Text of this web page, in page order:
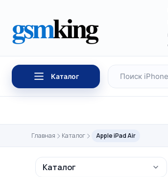
gsmking
Каталог
Поиск по
Главная Каталог Apple iPad Air
Каталог